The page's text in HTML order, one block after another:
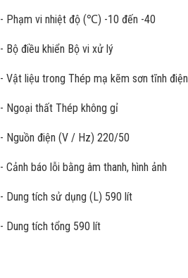
- Phạm vi nhiệt độ (℃) -10 đến -40
- Bộ điều khiển Bộ vi xử lý
- Vật liệu trong Thép mạ kẽm sơn tĩnh điện
- Ngoại thất Thép không gỉ
- Nguồn điện (V / Hz) 220/50
- Cảnh báo lỗi bằng âm thanh, hình ảnh
- Dung tích sử dụng (L) 590 lít
- Dung tích tổng 590 lít